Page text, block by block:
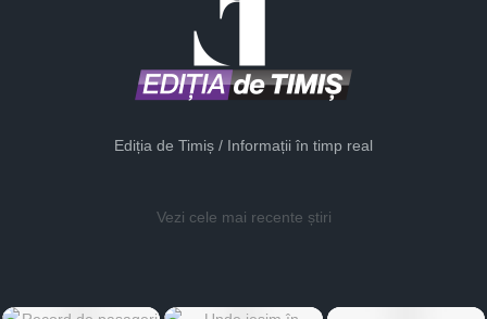
Ediția de Timiș / Informații în timp real
Vezi cele mai recente știri